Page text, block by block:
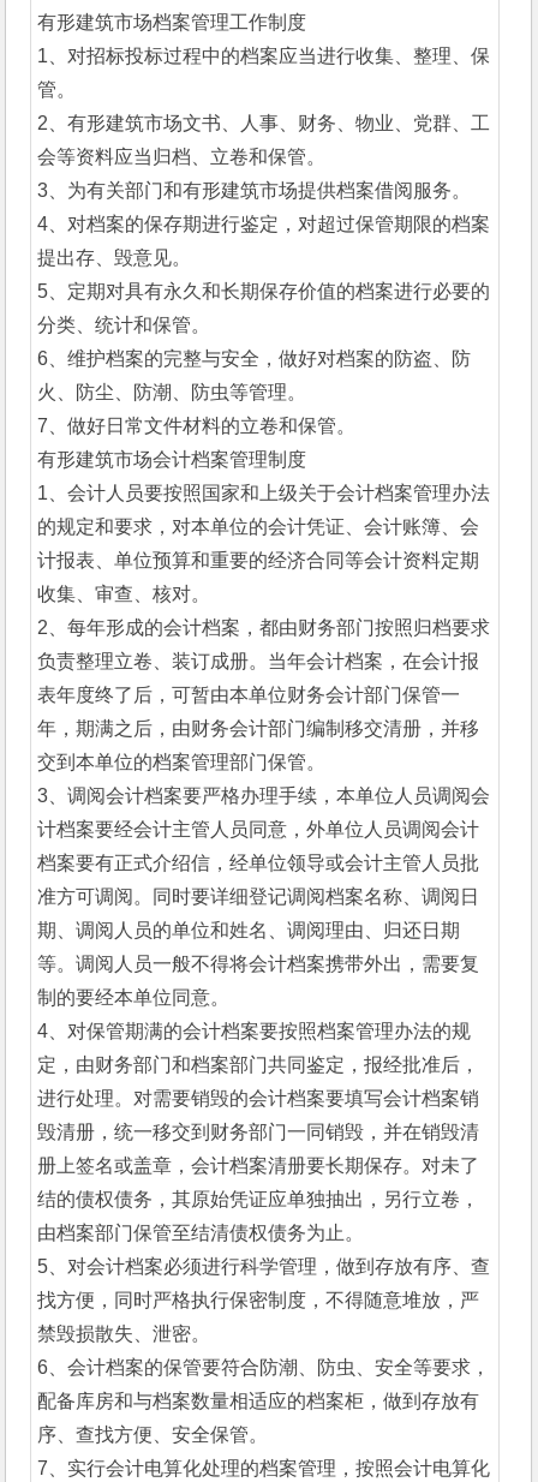
有形建筑市场档案管理工作制度
1、对招标投标过程中的档案应当进行收集、整理、保
管。
2、有形建筑市场文书、人事、财务、物业、党群、工
会等资料应当归档、立卷和保管。
3、为有关部门和有形建筑市场提供档案借阅服务。
4、对档案的保存期进行鉴定，对超过保管期限的档案
提出存、毁意见。
5、定期对具有永久和长期保存价值的档案进行必要的
分类、统计和保管。
6、维护档案的完整与安全，做好对档案的防盗、防
火、防尘、防潮、防虫等管理。
7、做好日常文件材料的立卷和保管。
有形建筑市场会计档案管理制度
1、会计人员要按照国家和上级关于会计档案管理办法
的规定和要求，对本单位的会计凭证、会计账簿、会
计报表、单位预算和重要的经济合同等会计资料定期
收集、审查、核对。
2、每年形成的会计档案，都由财务部门按照归档要求
负责整理立卷、装订成册。当年会计档案，在会计报
表年度终了后，可暂由本单位财务会计部门保管一
年，期满之后，由财务会计部门编制移交清册，并移
交到本单位的档案管理部门保管。
3、调阅会计档案要严格办理手续，本单位人员调阅会
计档案要经会计主管人员同意，外单位人员调阅会计
档案要有正式介绍信，经单位领导或会计主管人员批
准方可调阅。同时要详细登记调阅档案名称、调阅日
期、调阅人员的单位和姓名、调阅理由、归还日期
等。调阅人员一般不得将会计档案携带外出，需要复
制的要经本单位同意。
4、对保管期满的会计档案要按照档案管理办法的规
定，由财务部门和档案部门共同鉴定，报经批准后，
进行处理。对需要销毁的会计档案要填写会计档案销
毁清册，统一移交到财务部门一同销毁，并在销毁清
册上签名或盖章，会计档案清册要长期保存。对未了
结的债权债务，其原始凭证应单独抽出，另行立卷，
由档案部门保管至结清债权债务为止。
5、对会计档案必须进行科学管理，做到存放有序、查
找方便，同时严格执行保密制度，不得随意堆放，严
禁毁损散失、泄密。
6、会计档案的保管要符合防潮、防虫、安全等要求，
配备库房和与档案数量相适应的档案柜，做到存放有
序、查找方便、安全保管。
7、实行会计电算化处理的档案管理，按照会计电算化